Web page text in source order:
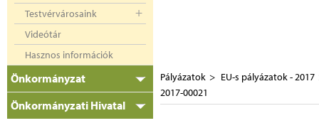
Testvérvárosaink
Videótár
Hasznos információk
Önkormányzat
Önkormányzati Hivatal
Pályázatok
EU-s pályázatok - 2017
2017-00021